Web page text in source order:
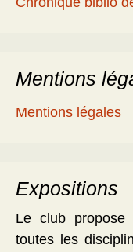
Mentions
Mentions légales
Expositions
Le club propose
toutes les